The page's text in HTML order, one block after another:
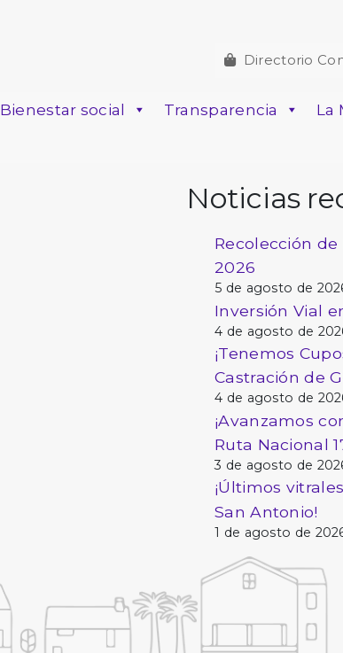
Directorio
Bienestar social Transparencia
La
Noticias
Recolección de
2026
5 de agosto de
Inversión Vial
4 de agosto de
¡Tenemos
Castración de
4 de agosto de
¡Avanzamos
Ruta Nacional
3 de agosto de
¡Últimos
San Antonio!
1 de agosto de